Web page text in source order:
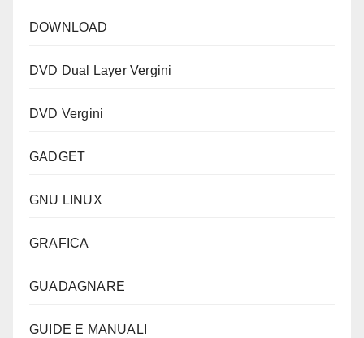
DOWNLOAD
DVD Dual Layer Vergini
DVD Vergini
GADGET
GNU LINUX
GRAFICA
GUADAGNARE
GUIDE E MANUALI